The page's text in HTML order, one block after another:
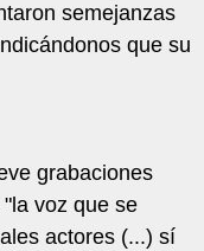
semejanzas
que su
grabaciones
voz que se
actores (...) sí